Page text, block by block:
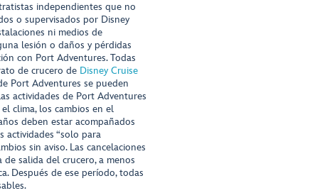
independientes que no
o supervisados por Disney
ni medios de
lesión o daños y pérdidas
con Port Adventures. Todas
de crucero de Disney Cruise
Port Adventures se pueden
actividades de Port Adventures
clima, los cambios en el
deben estar acompañados
“solo para
sin aviso. Las cancelaciones
salida del crucero, a menos
Después de ese período, todas